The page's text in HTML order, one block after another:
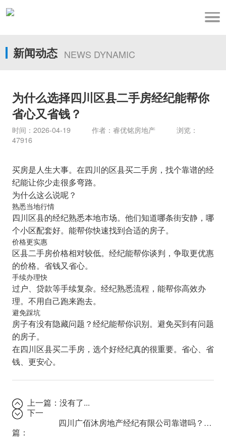
新闻动态 NEWS DYNAMIC
为什么选择四川区县二手房经纪能帮你
省心又省钱？
时间：2026-04-19 作者：睿优铭房地产 浏览：
47916
买房是人生大事。在四川的区县买二手房，找个靠谱的经
纪能让你少走很多弯路。
为什么这么说呢？
熟悉当地行情
四川区县的经纪熟悉本地市场。他们知道哪条街安静，哪
个小区配套好。能帮你快速找到合适的房子。
价格更实惠
区县二手房价格相对较低。经纪能帮你谈判，争取更优惠
的价格。省钱又省心。
手续办理快
过户、贷款等手续复杂。经纪熟悉流程，能帮你高效办
理。不用自己跑来跑去。
避免踩坑
房子有没有隐藏问题？经纪能帮你识别。避免买到有问题
的房子。
在四川区县买二手房，选个好经纪真的很重要。省心、省
钱、更安心。
上一篇：没有了...
下一
篇：
四川广佰沐房地产经纪有限公司靠谱吗？用户口碑调查